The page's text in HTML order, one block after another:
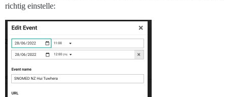
richtig einstelle: